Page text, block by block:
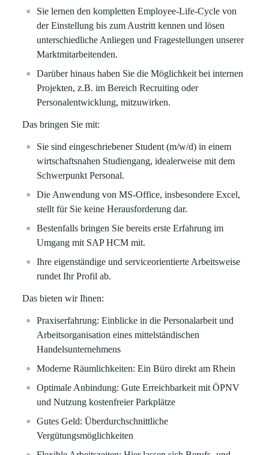
Sielernenden komplettenEmployee-Life-Cycle von
der Einstellung bis zum Austritt kennen undlösen
unterschiedliche Anliegen und Fragestellungen unserer
Marktmitarbeitenden.
Darüber hinaus haben Sie die Möglichkeit beiinternen
Projekten, z.B. im BereichRecruiting oder
Personalentwicklung, mitzuwirken.
Das bringen Sie mit:
Siesind eingeschriebener Student (m/w/d) ineinem
wirtschaftsnahen Studiengang, idealerweise mit dem
Schwerpunkt Personal.
Die Anwendung von MS-Office, insbesondere Excel,
stellt für Sie keine Herausforderung dar.
Bestenfalls bringen Sie bereits ersteErfahrungim
Umgangmit SAP HCM mit.
Ihre eigenständige und serviceorientierte Arbeitsweise
rundet Ihr Profil ab.
Das bieten wir Ihnen:
Praxiserfahrung: Einblicke in die Personalarbeit und
Arbeitsorganisation eines mittelständischen
Handelsunternehmens
Moderne Räumlichkeiten: Ein Büro direkt am Rhein
Optimale Anbindung: Gute Erreichbarkeit mit ÖPNV
und Nutzung kostenfreier Parkplätze
Gutes Geld: Überdurchschnittliche
Vergütungsmöglichkeiten